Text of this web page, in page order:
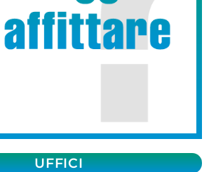
UFFICI